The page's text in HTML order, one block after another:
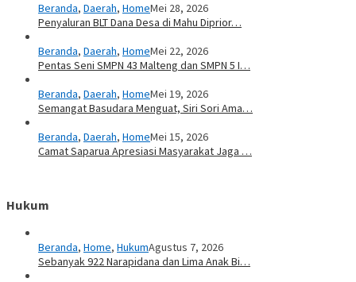
Beranda, Daerah, HomeMei 28, 2026
Penyaluran BLT Dana Desa di Mahu Diprior…
Beranda, Daerah, HomeMei 22, 2026
Pentas Seni SMPN 43 Malteng dan SMPN 5 I…
Beranda, Daerah, HomeMei 19, 2026
Semangat Basudara Menguat, Siri Sori Ama…
Beranda, Daerah, HomeMei 15, 2026
Camat Saparua Apresiasi Masyarakat Jaga …
Hukum
Beranda, Home, HukumAgustus 7, 2026
Sebanyak 922 Narapidana dan Lima Anak Bi…